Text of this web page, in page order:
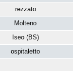
rezzato
Molteno
Iseo (BS)
ospitaletto